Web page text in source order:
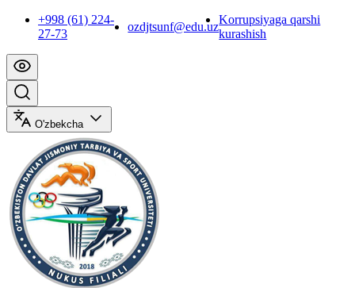
+998 (61) 224-
27-73
ozdjtsunf@edu.uz
Korrupsiyaga qarshi
kurashish
O'zbekcha